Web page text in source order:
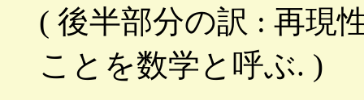
( 後半部分の訳 : 再現
ことを数学と呼ぶ. )